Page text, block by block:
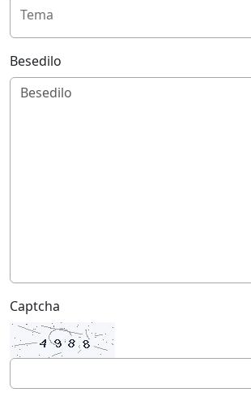
Tema
Besedilo
Captcha